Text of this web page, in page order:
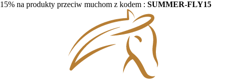
15% na produkty przeciw muchom z kodem : SUMMER-FLY15